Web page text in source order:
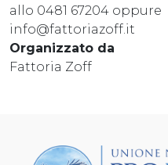
allo 0481 67204
info@fattoriazoff.it
Organizzato da
Fattoria Zoff